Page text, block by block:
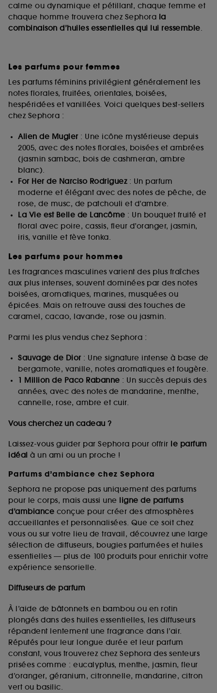
calme ou dynamique et pétillant, chaque femme et
chaque homme trouvera chez Sephora la
combinaison d’huiles essentielles qui lui ressemble.
Les parfums pour femmes
Les parfums féminins privilégient généralement les
notes florales, fruitées, orientales, boisées,
hespéridées et vanillées. Voici quelques best-sellers
chez Sephora :
Alien de Mugler: Une icône mystérieuse depuis
2005, avec des notes florales, boisées et ambrées
(jasmin sambac, bois de cashmeran, ambre
blanc).
For Her de Narciso Rodriguez: Un parfum
moderne et élégant avec des notes de pêche, de
rose, de musc, de patchouli et d’ambre.
La Vie est Belle de Lancôme : Un bouquet fruité et
floral avec poire, cassis, fleur d’oranger, jasmin,
iris, vanille et fève tonka.
Les parfums pour hommes
Les fragrances masculines varient des plus fraîches
aux plus intenses, souvent dominées par des notes
boisées, aromatiques, marines, musquées ou
épicées. Mais on retrouve aussi des touches de
caramel, cacao, lavande, rose ou jasmin.
Parmi les plus vendus chez Sephora :
Sauvage de Dior: Une signature intense à base de
bergamote, vanille, notes aromatiques et fougère.
1 Million de Paco Rabanne : Un succès depuis des
années, avec des notes de mandarine, menthe,
cannelle, rose, ambre et cuir.
Vous cherchez un cadeau ?
Laissez-vous guider par Sephora pour offrir le parfum
idéal à un ami ou un proche !
Parfums d’ambiance chez Sephora
Sephora ne propose pas uniquement des parfums
pour le corps, mais aussi une ligne de parfums
d’ambiance conçue pour créer des atmosphères
accueillantes et personnalisées. Que ce soit chez
vous ou sur votre lieu de travail, découvrez une large
sélection de diffuseurs, bougies parfumées et huiles
essentielles — plus de 100 produits pour enrichir votre
expérience sensorielle.
Diffuseurs de parfum
À l’aide de bâtonnets en bambou ou en rotin
plongés dans des huiles essentielles, les diffuseurs
répandent lentement une fragrance dans l’air.
Réputés pour leur longue durée et leur parfum
constant, vous trouverez chez Sephora des senteurs
prisées comme : eucalyptus, menthe, jasmin, fleur
d’oranger, géranium, citronnelle, mandarine, citron
vert ou basilic.